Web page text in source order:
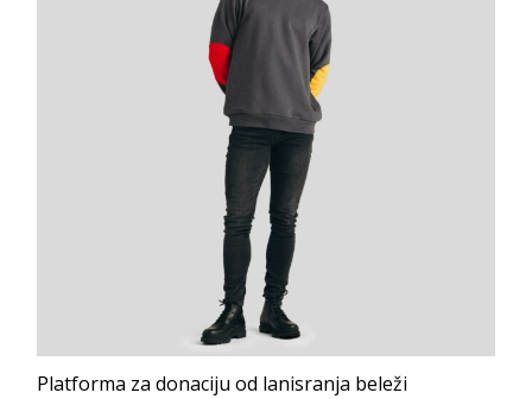
Platforma za donaciju od lanisranja beleži